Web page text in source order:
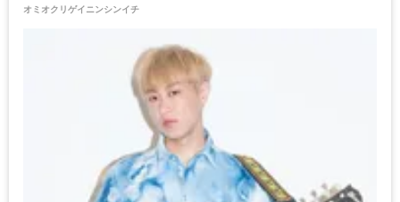
オミオクリゲイニンシンイチ